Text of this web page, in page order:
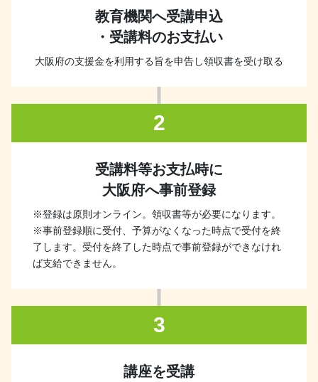
教育機関へ受講申込
・受講料のお支払い
大阪府の支援金を利用する旨を申告し領収書を受け取る
2
受講料等お支払時に
大阪府へ事前登録
※登録は原則オンライン。領収書等が必要になります。
※事前登録順に受付、予算がなくなった時点で受付を終
了します。受付を終了した時点で事前登録ができなけれ
ば支給できません。
3
講座を受講